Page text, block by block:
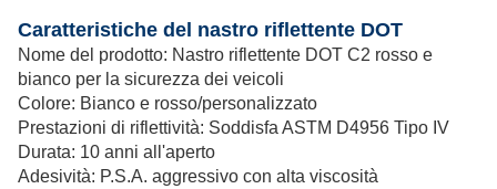
Caratteristiche del nastro riflettente DOT
Nome del prodotto: Nastro riflettente DOT C2 rosso e
bianco per la sicurezza dei veicoli
Colore: Bianco e rosso/personalizzato
Prestazioni di riflettività: Soddisfa ASTM D4956 Tipo IV
Durata: 10 anni all'aperto
Adesività: P.S.A. aggressivo con alta viscosità